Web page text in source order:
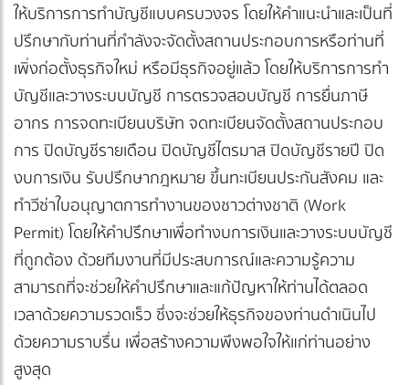
ให้บริการการทำบัญชีแบบครบวงจร โดยให้คำแนะนำและเป็นที่
ปรึกษากับท่านที่กำลังจะจัดตั้งสถานประกอบการหรือท่านที่
เพิ่งก่อตั้งธุรกิจใหม่ หรือมีธุรกิจอยู่แล้ว โดยให้บริการการทำ
บัญชีและวางระบบบัญชี การตรวจสอบบัญชี การยื่นภาษี
อากร การจดทะเบียนบริษัท จดทะเบียนจัดตั้งสถานประกอบ
การ ปิดบัญชีรายเดือน ปิดบัญชีไตรมาส ปิดบัญชีรายปี ปิด
งบการเงิน รับปรึกษากฎหมาย ขึ้นทะเบียนประกันสังคม และ
ทำวีซ่าใบอนุญาตการทำงานของชาวต่างชาติ (Work
Permit) โดยให้คำปรึกษาเพื่อทำงบการเงินและวางระบบบัญชี
ที่ถูกต้อง ด้วยทีมงานที่มีประสบการณ์และความรู้ความ
สามารถที่จะช่วยให้คำปรึกษาและแก้ปัญหาให้ท่านได้ตลอด
เวลาด้วยความรวดเร็ว ซึ่งจะช่วยให้ธุรกิจของท่านดำเนินไป
ด้วยความราบรื่น เพื่อสร้างความพึงพอใจให้แก่ท่านอย่าง
สูงสุด